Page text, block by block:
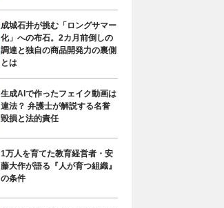
成城石井が挑む「ロングサマー
化」への布石。2カ月前倒しの
調達と独自の商品開発力の裏側
とは
生成AIで作ったフェイク動画は
違法？ 弁護士が解説する名誉
毀損と法的責任
1万人を育てた教育経営者・安
藤大作が語る『人が育つ組織』
の条件